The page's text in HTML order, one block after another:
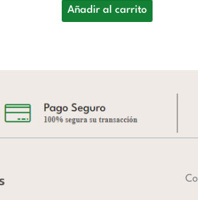
Añadir al carrito